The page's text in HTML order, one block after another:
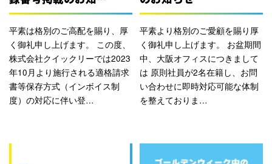
平素は格別のご高配を賜り、厚
く御礼申し上げます。 この度、
株式会社クイックリーでは2023
年10月より施行される適格請求
書等保存方式（インボイス制
度）の対応に伴い登…
平素より格別のご愛顧を賜り厚
く御礼申し上げます。 お盆期間
中、大阪オフィスにつきまして
は 原則社員が2名在籍し、お問
い合わせに即時対応可能な体制
を整えておりま…